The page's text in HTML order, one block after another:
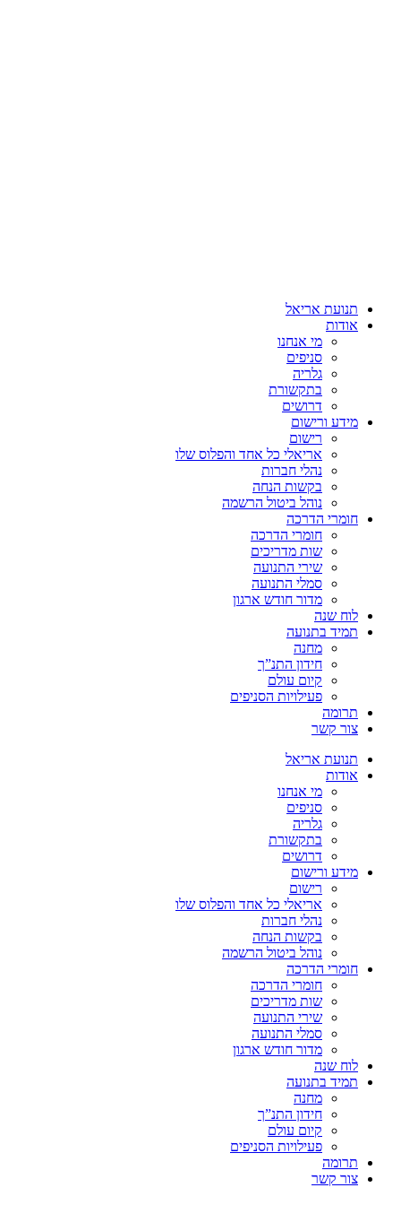
תנועת אריאל
אודות
מי אנחנו
סניפים
גלריה
בתקשורת
דרושים
מידע ורישום
רישום
אריאלי כל אחד והפלוס שלו
נהלי חברות
בקשות הנחה
נוהל ביטול הרשמה
חומרי הדרכה
חומרי הדרכה
שות מדריכים
שירי התנועה
סמלי התנועה
מדור חודש ארגון
לוח שנה
תמיד בתנועה
מחנה
חידון התנ”ך
קיום עולם
פעילויות הסניפים
תרומה
צור קשר
תנועת אריאל
אודות
מי אנחנו
סניפים
גלריה
בתקשורת
דרושים
מידע ורישום
רישום
אריאלי כל אחד והפלוס שלו
נהלי חברות
בקשות הנחה
נוהל ביטול הרשמה
חומרי הדרכה
חומרי הדרכה
שות מדריכים
שירי התנועה
סמלי התנועה
מדור חודש ארגון
לוח שנה
תמיד בתנועה
מחנה
חידון התנ”ך
קיום עולם
פעילויות הסניפים
תרומה
צור קשר